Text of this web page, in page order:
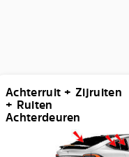
Achterruit + Zijruiten
+ Ruiten
Achterdeuren